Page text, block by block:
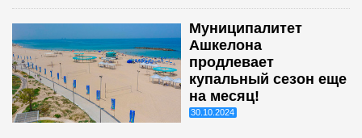
Муниципалитет
Ашкелона
продлевает
купальный сезон еще
на месяц!
30.10.2024